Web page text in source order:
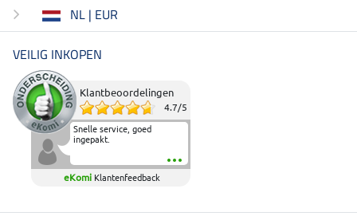
NL | EUR
VEILIG INKOPEN
Klantbeoordelingen
4.7/5
Snelle service, goed
ingepakt.
eKomi Klantenfeedback